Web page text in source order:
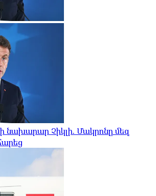
նախարար Չիկլի. Մակրոնը մեզ